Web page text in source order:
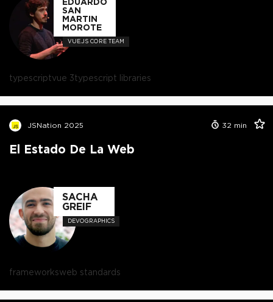
SAN
MARTIN
MOROTE
VUE.JS CORE TEAM
typescriptvue 3typescript libraries
JSNation 2025 32 min
El Estado De La Web
SACHA
GREIF
DEVOGRAPHICS
frameworksweb standards